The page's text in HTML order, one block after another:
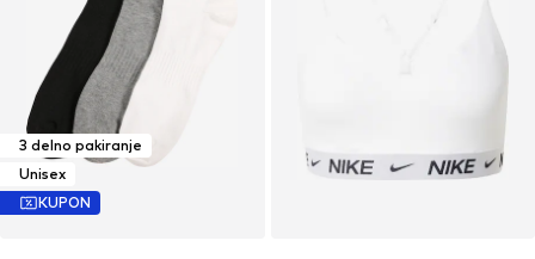
3 delno pakiranje
Unisex
KUPON